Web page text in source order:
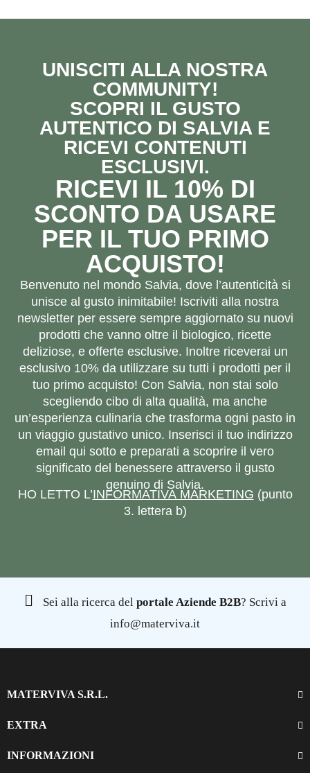
UNISCITI ALLA NOSTRA
COMMUNITY!
SCOPRI IL GUSTO
AUTENTICO DI SALVIA E
RICEVI CONTENUTI
ESCLUSIVI.
RICEVI IL 10% DI
SCONTO DA USARE
PER IL TUO PRIMO
ACQUISTO!
Benvenuto nel mondo Salvia, dove l’autenticità si
unisce al gusto inimitabile! Iscriviti alla nostra
newsletter per essere sempre aggiornato su nuovi
prodotti che vanno oltre il biologico, ricette
deliziose, e offerte esclusive. Inoltre riceverai un
esclusivo 10% da utilizzare su tutti i prodotti per il
tuo primo acquisto! Con Salvia, non stai solo
scegliendo cibo di alta qualità, ma anche
un’esperienza culinaria che trasforma ogni pasto in
un viaggio gustativo unico. Inserisci il tuo indirizzo
email qui sotto e preparati a scoprire il vero
significato del benessere attraverso il gusto
genuino di Salvia.
HO LETTO L’INFORMATIVA MARKETING (punto
3. lettera b)
Sei alla ricerca del portale Aziende B2B? Scrivi a
info@materviva.it
MATERVIVA S.R.L.
EXTRA
INFORMAZIONI